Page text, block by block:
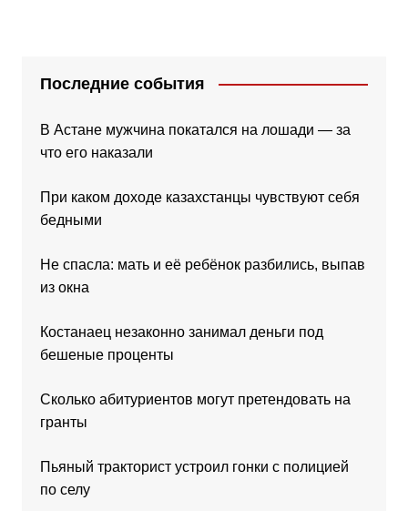
Последние события
В Астане мужчина покатался на лошади — за
что его наказали
При каком доходе казахстанцы чувствуют себя
бедными
Не спасла: мать и её ребёнок разбились, выпав
из окна
Костанаец незаконно занимал деньги под
бешеные проценты
Сколько абитуриентов могут претендовать на
гранты
Пьяный тракторист устроил гонки с полицией
по селу